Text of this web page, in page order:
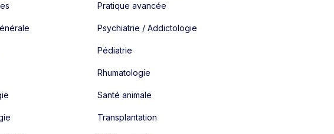
Pratique avancée
Psychiatrie / Addictologie
Pédiatrie
Rhumatologie
Santé animale
Transplantation